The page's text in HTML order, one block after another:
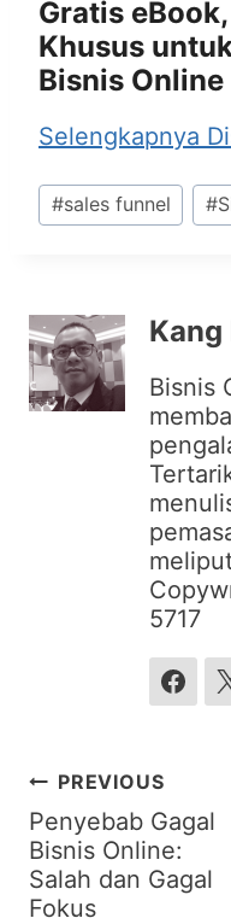
Gratis
Khusus
Bisnis Online
Selengkapnya
Post
Tags:
#sales funnel #
Kang
Bisnis
5717
Post
navigation
PREVIOUS
Penyebab Gagal
Bisnis Online:
Salah dan Gagal
Fokus